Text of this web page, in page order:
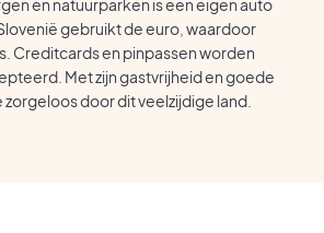
en natuurparken is een eigen auto
gebruikt de euro, waardoor
Creditcards en pinpassen worden
Met zijn gastvrijheid en goede
door dit veelzijdige land.